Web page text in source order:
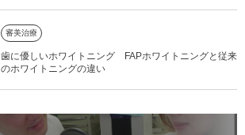
審美治療
歯に優しいホワイトニング FAPホワイトニングと従来
のホワイトニングの違い